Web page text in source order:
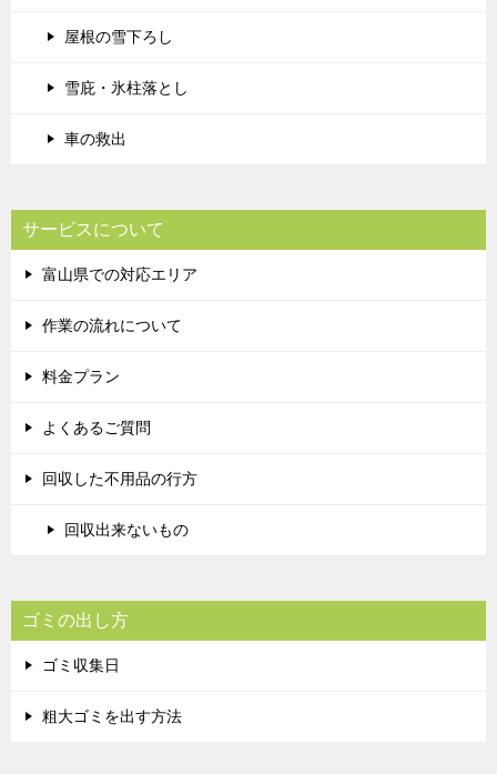
屋根の雪下ろし
雪庇・氷柱落とし
車の救出
サービスについて
富山県での対応エリア
作業の流れについて
料金プラン
よくあるご質問
回収した不用品の行方
回収出来ないもの
ゴミの出し方
ゴミ収集日
粗大ゴミを出す方法